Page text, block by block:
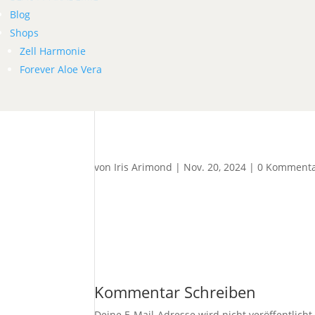
Blog
Shops
Zell Harmonie
Forever Aloe Vera
von Iris Arimond | Nov. 20, 2024 |0
Kommentar Schreiben